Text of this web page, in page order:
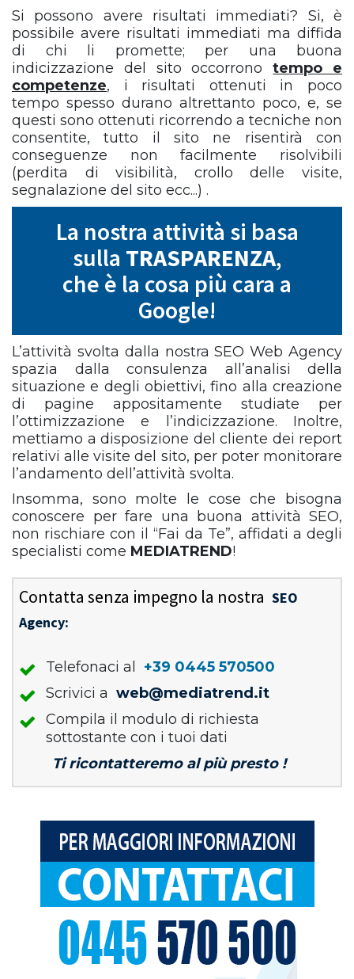
Si possono avere risultati immediati? Si, è
possibile avere risultati immediati ma diffida
di chi li promette; per una buona
indicizzazione del sito occorronotempo e
competenze, i risultati ottenuti in poco
tempo spesso durano altrettanto poco, e, se
questi sono ottenuti ricorrendo a tecniche non
consentite, tutto il sito ne risentirà con
conseguenze non facilmente risolvibili
(perdita di visibilità, crollo delle visite,
segnalazione del sito ecc...) .
La nostra attività si basa
sulla TRASPARENZA,
che è la cosa più cara a
Google!
L’attività svolta dalla nostra SEO Web Agency
spazia dalla consulenza all’analisi della
situazione e degli obiettivi, fino alla creazione
di pagine appositamente studiate per
l’ottimizzazione e l’indicizzazione. Inoltre,
mettiamo a disposizione del cliente dei report
relativi alle visite del sito, per poter monitorare
l’andamento dell’attività svolta.
Insomma, sono molte le cose che bisogna
conoscere per fare una buona attività SEO,
non rischiare con il “Fai da Te”, affidati a degli
specialisti come MEDIATREND!
Contatta senza impegno la nostra SEO
Agency:
Telefonaci al
+39 0445 570500
Scrivici a web@mediatrend.it
Compila il modulo di richiesta
sottostante con i tuoi dati
Ti ricontatteremo al più presto !